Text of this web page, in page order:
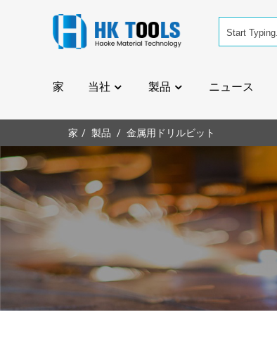
家 当社 製品 ニュース
家 製品 金属用ドリルビット